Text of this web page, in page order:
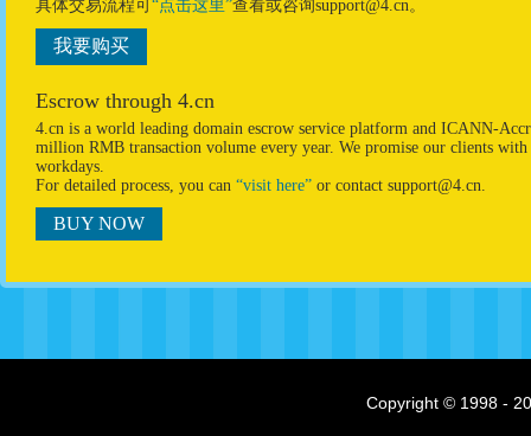
具体交易流程可“点击这里”查看或咨询support@4.cn。
我要购买
Escrow through 4.cn
4.cn is a world leading domain escrow service platform and ICANN-
million RMB transaction volume every year. We promise our clients
workdays.
For detailed process, you can “visit here” or contact support@4.cn.
BUY NOW
Copyright © 1998 -